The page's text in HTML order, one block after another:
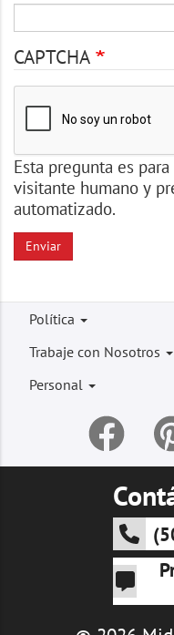
CAPTCHA
Esta pregunta es
visitante humano y
automatizado.
Enviar
Footer
menu
Política
Trabaje con Nosotros
Personal